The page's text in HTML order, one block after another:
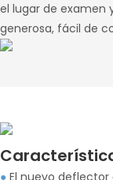
el lugar de examen
generosa, fácil de